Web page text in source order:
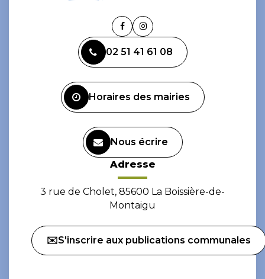
Lien
le
compte
Lien
le
compte
02 51 41 61 08
Horaires des mairies
Nous écrire
Adresse
3 rue de Cholet, 85600 La Boissière-de-
Montaigu
✉️S'inscrire aux publications communales